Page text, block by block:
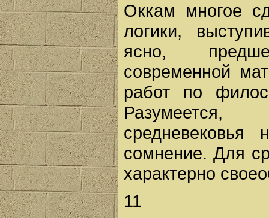
Оккам многое
логики,
ясно,
современной
работ по
Разумеется,
сомнение. Для
характерно
11